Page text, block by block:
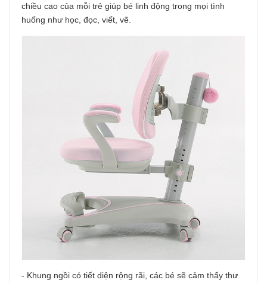
chiều cao của mỗi trẻ giúp bé linh động trong mọi tình
huống như học, đọc, viết, vẽ.
- Khung ngồi có tiết diện rộng rãi, các bé sẽ cảm thấy thư